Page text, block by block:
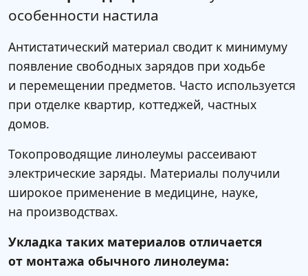
особенности настила
Антистатический материал сводит к минимуму
появление свободных зарядов при ходьбе
и перемещении предметов. Часто используется
при отделке квартир, коттеджей, частных
домов.
Токопроводящие линолеумы рассеивают
электрические заряды. Материалы получили
широкое применение в медицине, науке,
на производствах.
Укладка таких материалов отличается
от монтажа обычного линолеума: